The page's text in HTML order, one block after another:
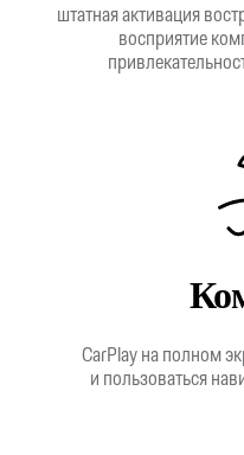
штатная активация
восприятие
CarPlay на полном
и пользоваться
+7 495 760-
Москва, ул. 1-я